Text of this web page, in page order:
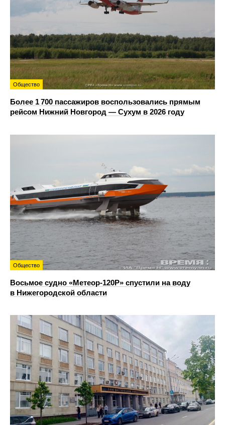
Общество
Более 1 700 пассажиров воспользовались прямым
рейсом Нижний Новгород — Сухум в 2026 году
Общество
Восьмое судно «Метеор-120Р» спустили на воду
в Нижегородской области